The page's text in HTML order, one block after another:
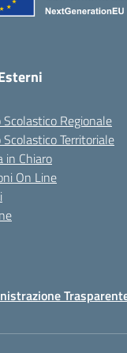
Scolastico Regionale
Scolastico Territoriale
in Chiaro
On Line